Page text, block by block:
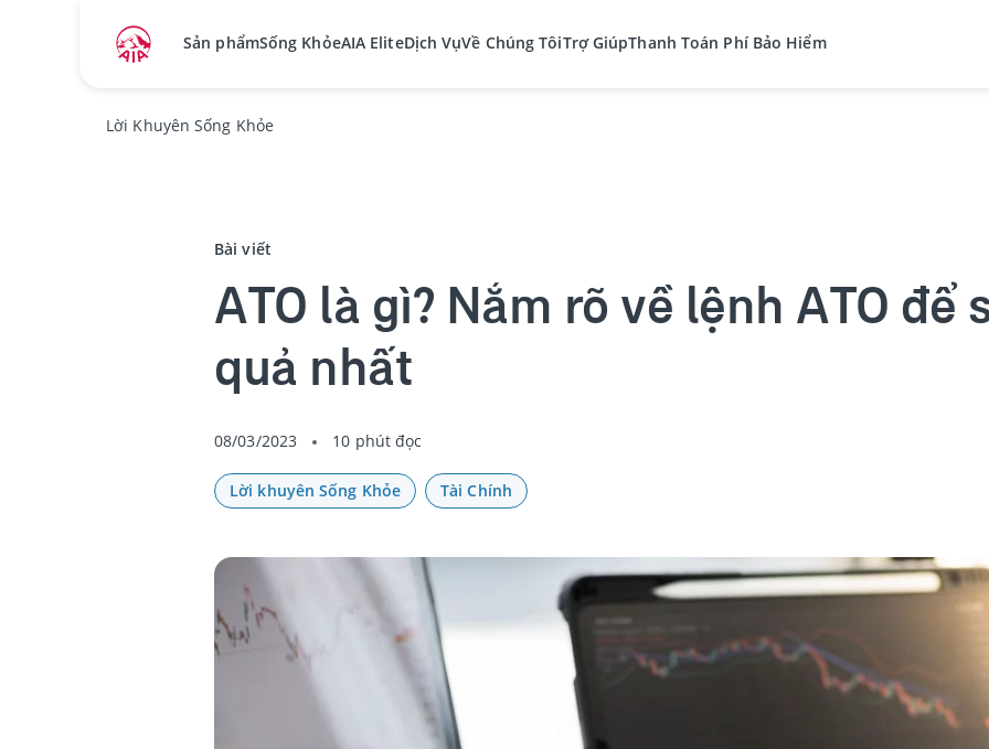
Sản phẩmSống KhỏeAIA EliteDịch VụVề Chúng TôiTrợ GiúpThanh Toán Phí Bảo Hiểm
Lời Khuyên Sống Khỏe
Bài viết
ATO là gì? Nắm rõ về lệnh ATO để
quả nhất
08/03/2023 10 phút đọc
Lời khuyên Sống Khỏe Tài Chính